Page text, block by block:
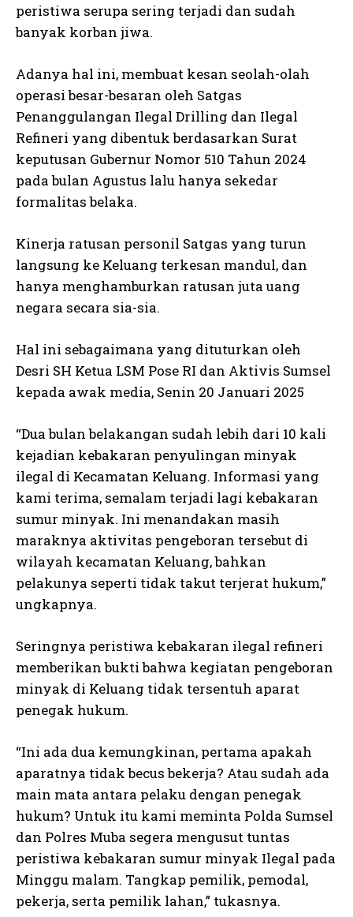
peristiwa serupa sering terjadi dan sudah
banyak korban jiwa.
Adanya hal ini, membuat kesan seolah-olah
operasi besar-besaran oleh Satgas
Penanggulangan Ilegal Drilling dan Ilegal
Refineri yang dibentuk berdasarkan Surat
keputusan Gubernur Nomor 510 Tahun 2024
pada bulan Agustus lalu hanya sekedar
formalitas belaka.
Kinerja ratusan personil Satgas yang turun
langsung ke Keluang terkesan mandul, dan
hanya menghamburkan ratusan juta uang
negara secara sia-sia.
Hal ini sebagaimana yang dituturkan oleh
Desri SH Ketua LSM Pose RI dan Aktivis Sumsel
kepada awak media, Senin 20 Januari 2025
“Dua bulan belakangan sudah lebih dari 10 kali
kejadian kebakaran penyulingan minyak
ilegal di Kecamatan Keluang. Informasi yang
kami terima, semalam terjadi lagi kebakaran
sumur minyak. Ini menandakan masih
maraknya aktivitas pengeboran tersebut di
wilayah kecamatan Keluang, bahkan
pelakunya seperti tidak takut terjerat hukum,”
ungkapnya.
Seringnya peristiwa kebakaran ilegal refineri
memberikan bukti bahwa kegiatan pengeboran
minyak di Keluang tidak tersentuh aparat
penegak hukum.
“Ini ada dua kemungkinan, pertama apakah
aparatnya tidak becus bekerja? Atau sudah ada
main mata antara pelaku dengan penegak
hukum? Untuk itu kami meminta Polda Sumsel
dan Polres Muba segera mengusut tuntas
peristiwa kebakaran sumur minyak Ilegal pada
Minggu malam. Tangkap pemilik, pemodal,
pekerja, serta pemilik lahan,” tukasnya.